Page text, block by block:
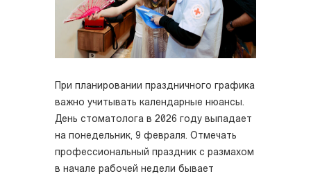
При планировании праздничного графика
важно учитывать календарные нюансы.
День стоматолога в 2026 году выпадает
на понедельник, 9 февраля. Отмечать
профессиональный праздник с размахом
в начале рабочей недели бывает